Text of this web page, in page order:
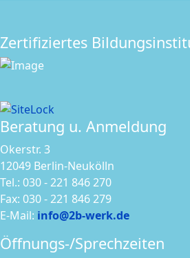
Zertifiziertes
Beratung u. Anmeldung
Okerstr. 3
12049 Berlin-Neukölln
Tel.: 030 - 221 846 270
Fax: 030 - 221 846 279
E-Mail: info@2b-werk.de
Öffnungs-/Sprechzeiten